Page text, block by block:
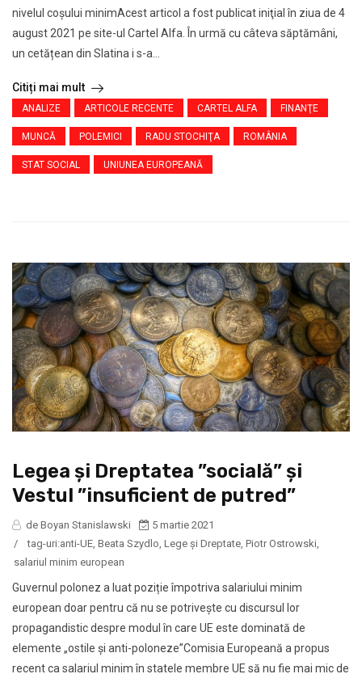
nivelul coșului minimAcest articol a fost publicat iniţial în ziua de 4
august 2021 pe site-ul Cartel Alfa. În urmă cu câteva săptămâni,
un cetățean din Slatina i s-a...
Citiți mai mult
ANALIZE ARTICOLE RECENTE CARTEL ALFA FINANŢE
MUNCĂ POLEMICI RADU STOCHIŢA ROMÂNIA
STAT SOCIAL UNIUNEA EUROPEANĂ
Legea şi Dreptatea ”socială” și
Vestul ”insuficient de putred”
de Boyan Stanislawski
5 martie 2021
/
tag-uri:anti-UE, Beata Szydlo, Lege şi Dreptate, Piotr Ostrowski,
salariul minim european
Guvernul polonez a luat poziție împotriva salariului minim
european doar pentru că nu se potrivește cu discursul lor
propagandistic despre modul în care UE este dominată de
elemente „ostile și anti-poloneze”Comisia Europeană a propus
recent ca salariul minim în statele membre UE să nu fie mai mic de